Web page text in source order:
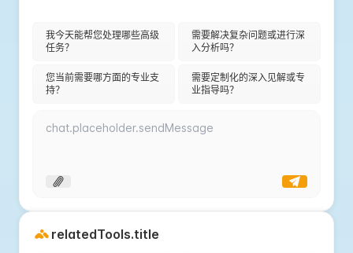
我今天能帮您处理哪些高级
任务？
需要解决复杂问题或进行深
入分析吗？
您当前需要哪方面的专业支
持？
需要定制化的深入见解或专
业指导吗？
relatedTools.title